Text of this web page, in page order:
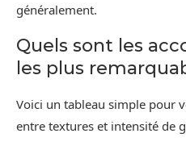
généralement.
Quels sont les
les plus
Voici un tableau simple pour
entre textures et intensité de